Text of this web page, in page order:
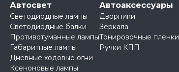
Автосвет
Светодиодные лампы
Светодиодные балки
Противотуманные лампы
Габаритные лампы
Дневные ходовые огни
Ксеноновые лампы
Автоаксессуары
Дворники
Зеркала
Тонировочные пленки
Ручки КПП